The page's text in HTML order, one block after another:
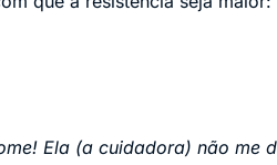
Ela (a cuidadora) não me